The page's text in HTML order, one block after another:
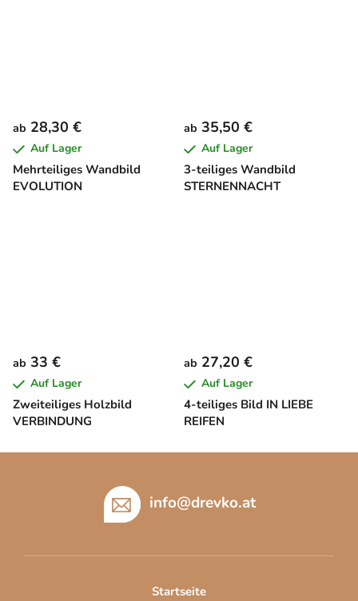
Mehrteiliges Wandbild
EVOLUTION
ab 28,30 €
Auf Lager
3-teiliges Wandbild
STERNENNACHT
ab 35,50 €
Auf Lager
Zweiteiliges Holzbild
VERBINDUNG
ab 33 €
Auf Lager
4-teiliges Bild IN LIEBE
REIFEN
ab 27,20 €
Auf Lager
info@drevko.at
Startseite